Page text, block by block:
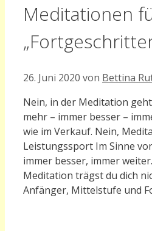
Meditationen
26. Juni 2020 von Bettina
Nein, in der Meditation
mehr – immer besser –
wie im Verkauf. Nein,
Leistungssport Im Sinne
immer besser, immer weiter.
Meditation trägst du dich
Anfänger, Mittelstufe und